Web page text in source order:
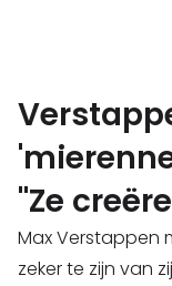
"Ze
Max Verstappen
zeker te zijn van